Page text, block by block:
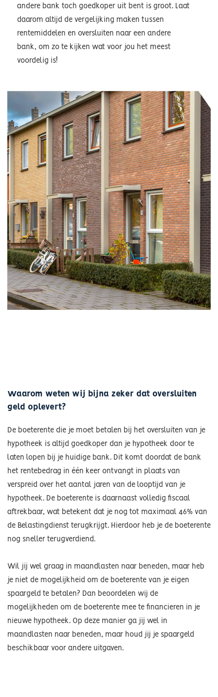
andere bank toch goedkoper uit bent is groot. Laat
daarom altijd de vergelijking maken tussen
rentemiddelen en oversluiten naar een andere
bank, om zo te kijken wat voor jou het meest
voordelig is!
Waarom weten wij bijna zeker dat oversluiten
geld oplevert?
De boeterente die je moet betalen bij het oversluiten van je
hypotheek is altijd goedkoper dan je hypotheek door te
laten lopen bij je huidige bank. Dit komt doordat de bank
het rentebedrag in één keer ontvangt in plaats van
verspreid over het aantal jaren van de looptijd van je
hypotheek. De boeterente is daarnaast volledig fiscaal
aftrekbaar, wat betekent dat je nog tot maximaal 46% van
de Belastingdienst terugkrijgt. Hierdoor heb je de boeterente
nog sneller terugverdiend.
Wil jij wel graag in maandlasten naar beneden, maar heb
je niet de mogelijkheid om de boeterente van je eigen
spaargeld te betalen? Dan beoordelen wij de
mogelijkheden om de boeterente mee te financieren in je
nieuwe hypotheek. Op deze manier ga jij wel in
maandlasten naar beneden, maar houd jij je spaargeld
beschikbaar voor andere uitgaven.